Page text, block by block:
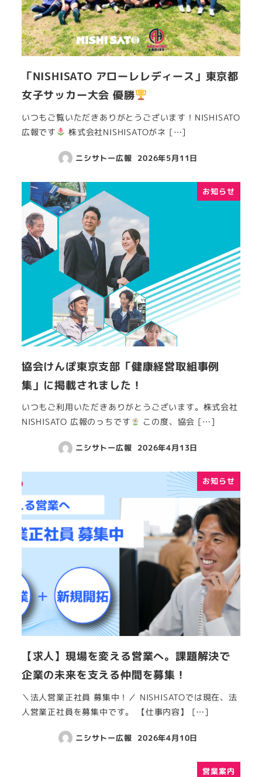
「NISHISATO アローレレディース」東京都
女子サッカー大会 優勝
いつもご覧いただきありがとうございます！NISHISATO
広報です
株式会社NISHISATOがネ […]
ニシサトー広報 2026年5月11日
お知らせ
協会けんぽ東京支部「健康経営取組事例
集」に掲載されました！
いつもご利用いただきありがとうございます。株式会社
NISHISATO 広報のっちです
この度、協会 […]
ニシサトー広報 2026年4月13日
お知らせ
【求人】現場を変える営業へ。課題解決で
企業の未来を支える仲間を募集！
＼法人営業正社員 募集中！／ NISHISATOでは現在、法
人営業正社員を募集中です。 【仕事内容】 […]
ニシサトー広報 2026年4月10日
営業案内